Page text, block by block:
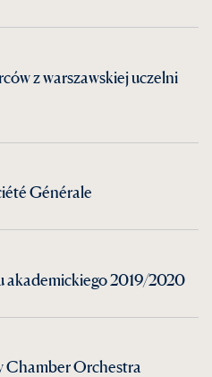
z warszawskiej uczelni
Générale
akademickiego 2019/2020
Orchestra